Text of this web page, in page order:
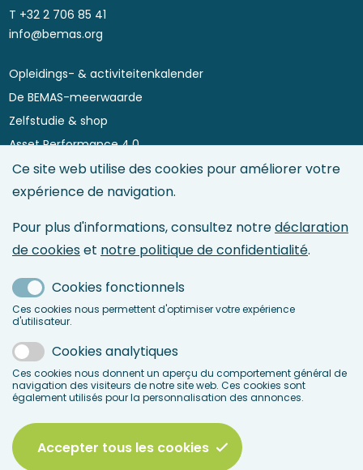
T ​+32 2 706 85 41
info@bemas.org
Footer
menu
Opleidings- & activiteitenkalender
De BEMAS-meerwaarde
Zelfstudie & shop
Asset Performance 4.0
Maintenance Directory
Maintenance Management
Maintenance & Reliability Engineering
Maintenance 4.0 & IoT
LinkedIn
Facebook
© 2026 BEMAS
Ce site web utilise des cookies pour améliorer votre
expérience de navigation.
Pour plus d'informations, consultez notre déclaration
de cookies et notre politique de confidentialité.
Cookies fonctionnels
Ces cookies nous permettent d'optimiser votre expérience
d'utilisateur.
Cookies analytiques
Ces cookies nous donnent un aperçu du comportement général de
navigation des visiteurs de notre site web. Ces cookies sont
également utilisés pour la personnalisation des annonces.
Accepter tous les cookies